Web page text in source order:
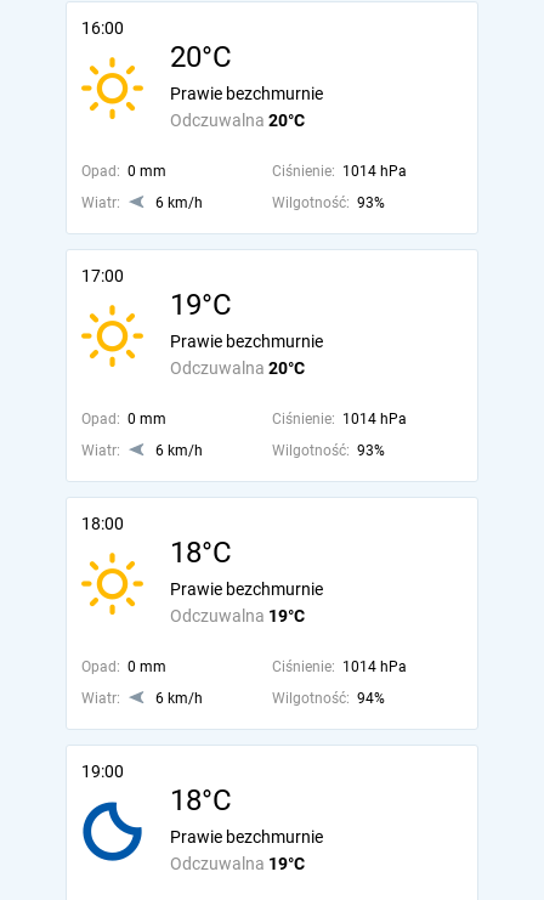
16:00
20°C
Odczuwalna 20°C
Prawie bezchmurnie
Opad: 0 mm Ciśnienie: 1014 hPa
Wiatr:
6 km/h Wilgotność: 93%
17:00
19°C
Odczuwalna 20°C
Prawie bezchmurnie
Opad: 0 mm Ciśnienie: 1014 hPa
Wiatr:
6 km/h Wilgotność: 93%
18:00
18°C
Odczuwalna 19°C
Prawie bezchmurnie
Opad: 0 mm Ciśnienie: 1014 hPa
Wiatr:
6 km/h Wilgotność: 94%
19:00
18°C
Odczuwalna 19°C
Prawie bezchmurnie